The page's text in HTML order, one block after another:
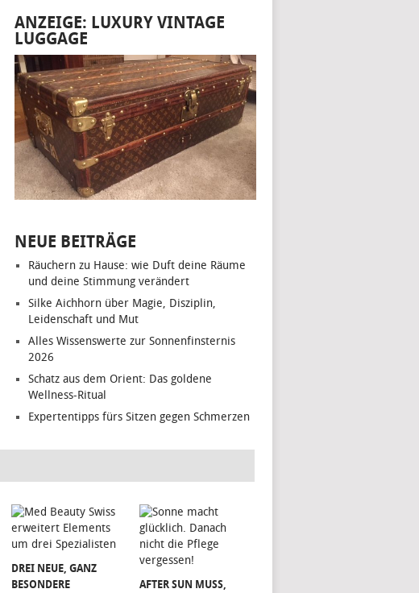
ANZEIGE: LUXURY VINTAGE
LUGGAGE
NEUE BEITRÄGE
Räuchern zu Hause: wie Duft deine Räume
und deine Stimmung verändert
Silke Aichhorn über Magie, Disziplin,
Leidenschaft und Mut
Alles Wissenswerte zur Sonnenfinsternis
2026
Schatz aus dem Orient: Das goldene
Wellness-Ritual
Expertentipps fürs Sitzen gegen Schmerzen
DREI NEUE, GANZ
BESONDERE
AFTER SUN MUSS,